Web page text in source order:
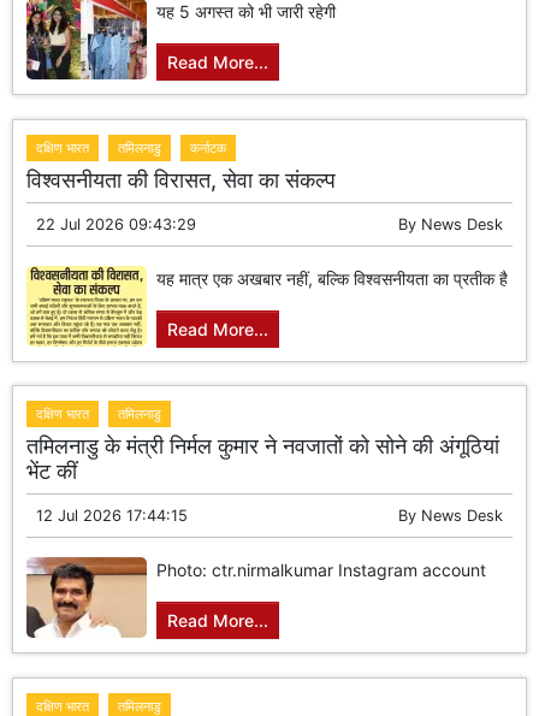
यह 5 अगस्त को भी जारी रहेगी
Read More...
दक्षिण भारत तमिलनाडु कर्नाटक
विश्वसनीयता की विरासत, सेवा का संकल्प
22 Jul 2026 09:43:29 By News Desk
यह मात्र एक अखबार नहीं, बल्कि विश्वसनीयता का प्रतीक है
Read More...
दक्षिण भारत तमिलनाडु
तमिलनाडु के मंत्री निर्मल कुमार ने नवजातों को सोने की अंगूठियां
भेंट कीं
12 Jul 2026 17:44:15 By News Desk
Photo: ctr.nirmalkumar Instagram account
Read More...
दक्षिण भारत तमिलनाडु